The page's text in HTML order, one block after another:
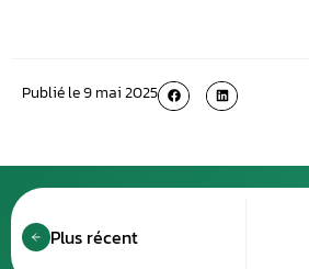
Publié le9 mai 2025
Plus récent